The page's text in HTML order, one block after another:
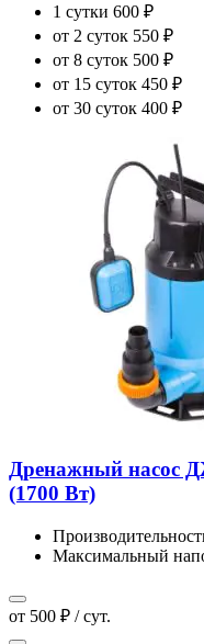
1 сутки 600 ₽
от 2 суток 550 ₽
от 8 суток 500 ₽
от 15 суток 450 ₽
от 30 суток 400 ₽
Дренажный насос
(1700 Вт)
Максимальный
от 500 ₽ / сут.